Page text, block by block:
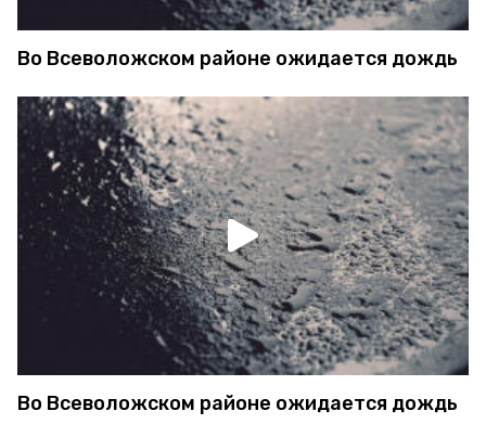
Во Всеволожском районе ожидается дождь
Во Всеволожском районе ожидается дождь